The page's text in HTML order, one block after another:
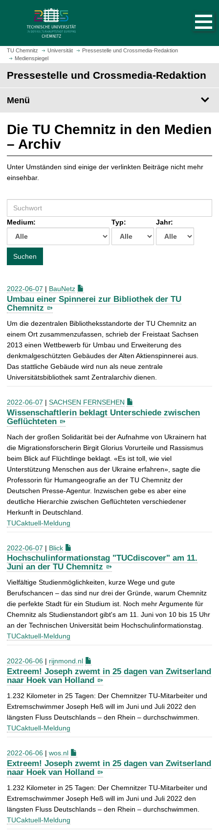
m
H
t
s
i
e
a
u
f
r
u
f
e
TU Chemnitz Universität
Pressestelle und Crossmedia-Redaktion
Medienspiegel
Pressestelle und Crossmedia-Redaktion
Menü
Die TU Chemnitz in den Medien
– Archiv
Unter Umständen sind einige der verlinkten Beiträge nicht mehr
einsehbar.
u
c
e
h
:
Medium: Typ: Jahr:
Suchen
2022-06-07 | BauNetz
Umbau einer Spinnerei zur Bibliothek der TU
Chemnitz
Um die dezentralen Bibliotheksstandorte der TU Chemnitz an
einem Ort zusammenzufassen, schrieb der Freistaat Sachsen
2013 einen Wettbewerb für Umbau und Erweiterung des
denkmalgeschützten Gebäudes der Alten Aktienspinnerei aus.
Das stattliche Gebäude wird nun als neue zentrale
Universitätsbibliothek samt Zentralarchiv dienen.
2022-06-07 | SACHSEN FERNSEHEN
Wissenschaftlerin beklagt Unterschiede zwischen
Geflüchteten
Nach der großen Solidarität bei der Aufnahme von Ukrainern hat
die Migrationsforscherin Birgit Glorius Vorurteile und Rassismus
beim Blick auf Flüchtlinge beklagt. «Es ist toll, wie viel
Unterstützung Menschen aus der Ukraine erfahren», sagte die
Professorin für Humangeografie an der TU Chemnitz der
Deutschen Presse-Agentur. Inzwischen gebe es aber eine
deutliche Hierarchie zwischen Geflüchteten verschiedener
Herkunft in Deutschland.
TUCaktuell-Meldung
2022-06-07 | Blick
Hochschulinformationstag "TUCdiscover" am 11.
Juni an der TU Chemnitz
Vielfältige Studienmöglichkeiten, kurze Wege und gute
Berufschancen – das sind nur drei der Gründe, warum Chemnitz
die perfekte Stadt für ein Studium ist. Noch mehr Argumente für
Chemnitz als Studienstandort gibt's am 11. Juni von 10 bis 15 Uhr
an der Technischen Universität beim Hochschulinformationstag.
TUCaktuell-Meldung
2022-06-06 | rijnmond.nl
Extreem! Joseph zwemt in 25 dagen van Zwitserland
naar Hoek van Holland
1.232 Kilometer in 25 Tagen: Der Chemnitzer TU-Mitarbeiter und
Extremschwimmer Joseph Heß will im Juni und Juli 2022 den
längsten Fluss Deutschlands – den Rhein – durchschwimmen.
TUCaktuell-Meldung
2022-06-06 | wos.nl
Extreem! Joseph zwemt in 25 dagen van Zwitserland
naar Hoek van Holland
1.232 Kilometer in 25 Tagen: Der Chemnitzer TU-Mitarbeiter und
Extremschwimmer Joseph Heß will im Juni und Juli 2022 den
längsten Fluss Deutschlands – den Rhein – durchschwimmen.
TUCaktuell-Meldung